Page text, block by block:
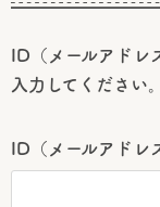
ID（メールアドレ
入力してください。
ID（メールアドレ